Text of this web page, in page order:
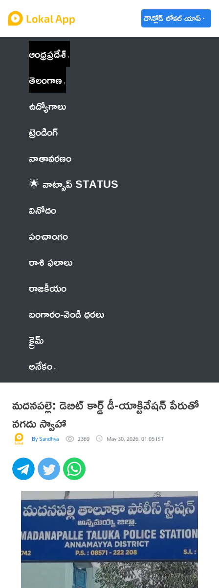
డౌన్లోడ్ లోకల్ యాప్
ఆంధ్రప్రదేశ్
తెలంగాణ
ఉద్యోగాలు
ట్రెండింగ్
వాతావరణం
🌟 వాట్సాప్ STATUS
వినోదం
పంచాంగం
రాశి ఫలాలు
రాజకీయం
బంగారం-వెండి ధరలు
క్రైమ్
అనేకం
మదనపల్లె: డెబిట్ కార్డ్ డీ-యాక్టివేషన్ పేరుతో
నగదు స్వాహా
By Sandhya 2369 May 30, 2026, 01:05 IST